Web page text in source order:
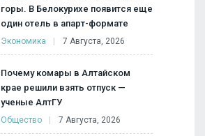
горы. В Белокурихе появится еще
один отель в апарт-формате
Экономика 7 Августа, 2026
Почему комары в Алтайском
крае решили взять отпуск —
ученые АлтГУ
Общество 7 Августа, 2026